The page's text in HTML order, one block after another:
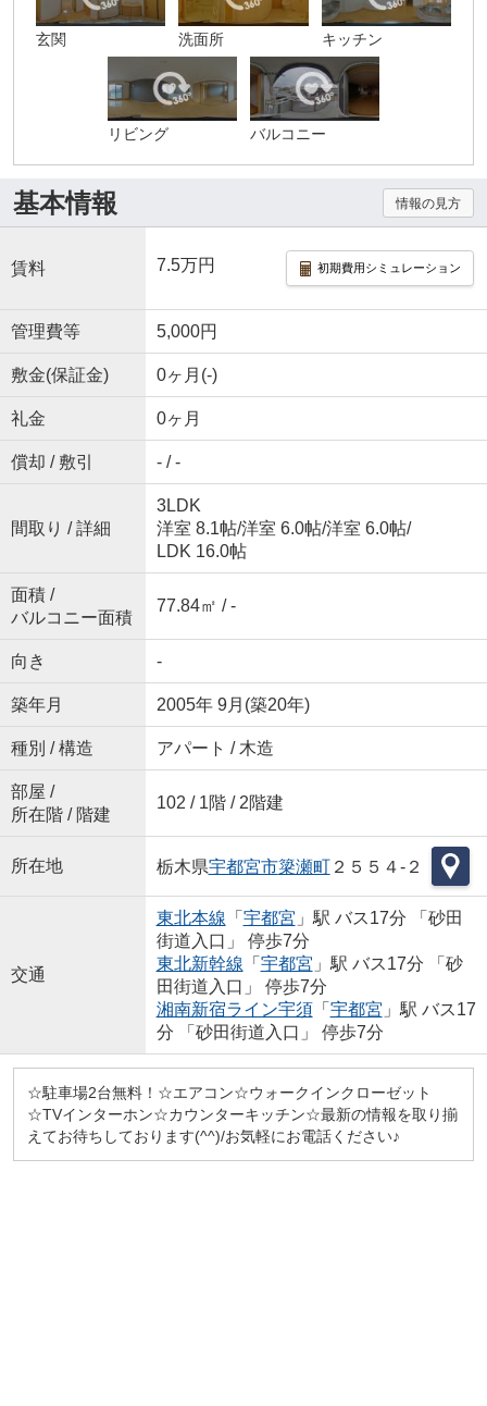
玄関 洗面所 キッチン
リビング バルコニー
基本情報 情報の見方
賃料 7.5万円 初期費用シミュレーション
管理費等 5,000円
敷金(保証金) 0ヶ月(-)
礼金 0ヶ月
償却 / 敷引 - / -
間取り / 詳細
3LDK
洋室 8.1帖/洋室 6.0帖/洋室 6.0帖/
LDK 16.0帖
面積 /
バルコニー面積
77.84㎡ / -
向き -
築年月 2005年 9月(築20年)
種別 / 構造 アパート / 木造
部屋 /
所在階 / 階建
102 / 1階 / 2階建
所在地 栃木県宇都宮市簗瀬町２５５４-２
交通
東北本線 「 宇都宮 」駅 バス17分 「砂田
街道入口」 停歩7分
東北新幹線 「 宇都宮 」駅 バス17分 「砂
田街道入口」 停歩7分
湘南新宿ライン宇須「 宇都宮 」駅 バス17
分 「砂田街道入口」 停歩7分
☆駐車場2台無料！☆エアコン☆ウォークインクローゼット
☆TVインターホン☆カウンターキッチン☆最新の情報を取り揃
えてお待ちしております(^^)/お気軽にお電話ください♪